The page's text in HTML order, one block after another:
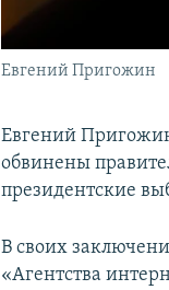
Евгений Пригожин
Евгений
обвинены
президентские
В своих
«Агентства